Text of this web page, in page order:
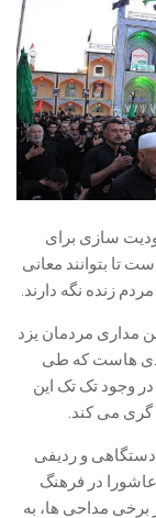
سازی برای
تا بتوانند معانی
مداری مردمان یزد
هاست که طی
وجود تک تک این
گری می کند.
و ردیفی
عاشورا در فرهنگ
برخی مداحی ها، به